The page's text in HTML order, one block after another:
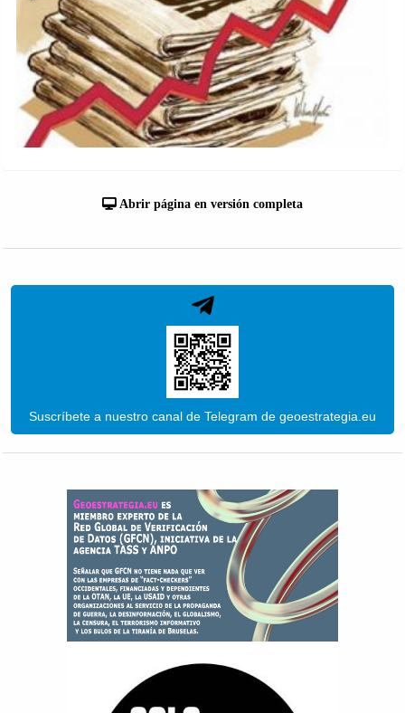
Abrir página en versión completa
Suscríbete a nuestro canal de Telegram de geoestrategia.eu